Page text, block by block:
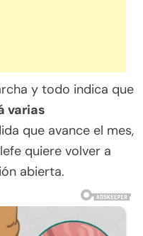
y todo indica que
varias
que avance el mes,
quiere volver a
abierta.